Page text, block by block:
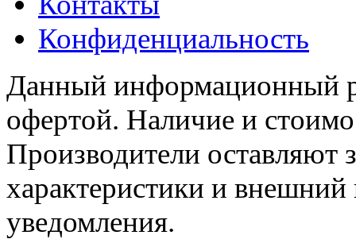
Конфиденциальность
Данный информационный
офертой. Наличие и
Производители оставляют
характеристики и внешний
уведомления.